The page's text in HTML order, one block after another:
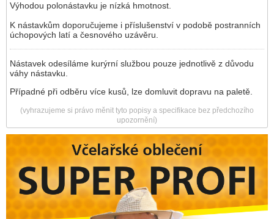
Výhodou polonástavku je nízká hmotnost.
K nástavkům doporučujeme i příslušenství v podobě postranních
úchopových latí a česnového uzávěru.
Nástavek odesíláme kurýrní službou pouze jednotlivě z důvodu
váhy nástavku.
Případné při odběru více kusů, lze domluvit dopravu na paletě.
(vyhrazujeme si právo měnit tyto popisy a specifikace bez předchozího
upozornění)